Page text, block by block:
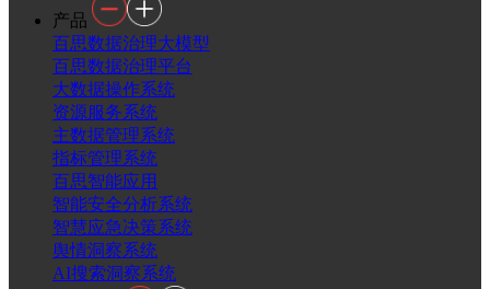
产品
百思数据治理大模型
百思数据治理平台
大数据操作系统
资源服务系统
主数据管理系统
指标管理系统
百思智能应用
智能安全分析系统
智慧应急决策系统
舆情洞察系统
AI搜索洞察系统